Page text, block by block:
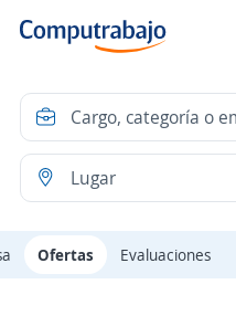
Ofertas Evaluaciones